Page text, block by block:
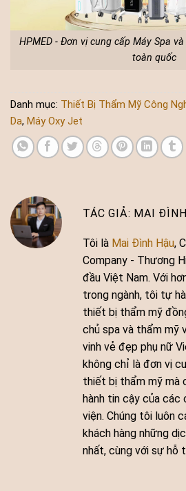
HPMED - Đơn vị cung cấp Máy Spa
toàn quốc
Danh mục: Thiết Bị Thẩm Mỹ Công
Da, Máy Oxy Jet
MAI
Tôi là Mai Đình Hậu,
Company - Thương
đầu Việt Nam. Với
trong ngành, tôi tự
thiết bị thẩm mỹ
chủ spa và thẩm mỹ
vinh vẻ đẹp phụ nữ
không chỉ là đơn vị
thiết bị thẩm mỹ mà
hành tin cậy của các
viện. Chúng tôi luôn
khách hàng những
nhất, cùng với sự hỗ